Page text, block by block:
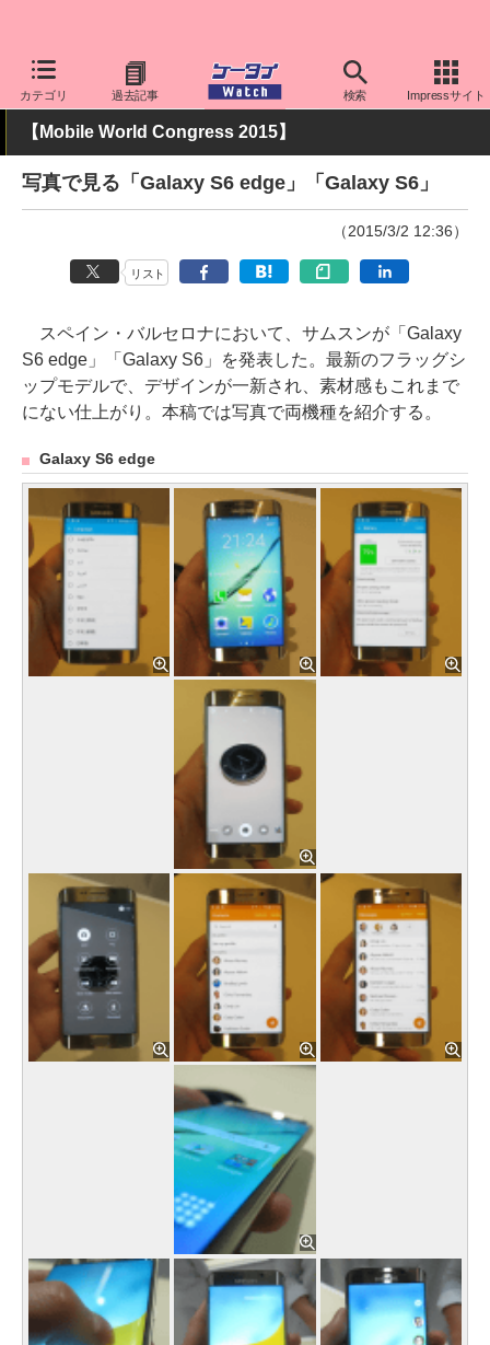
カテゴリ 過去記事 検索 Impressサイト
ケータイ Watch OS Android Galaxy
【Mobile World Congress 2015】
写真で見る「Galaxy S6 edge」「Galaxy S6」
（2015/3/2 12:36）
リスト
スペイン・バルセロナにおいて、サムスンが「Galaxy
S6 edge」「Galaxy S6」を発表した。最新のフラッグシ
ップモデルで、デザインが一新され、素材感もこれまで
にない仕上がり。本稿では写真で両機種を紹介する。
Galaxy S6 edge